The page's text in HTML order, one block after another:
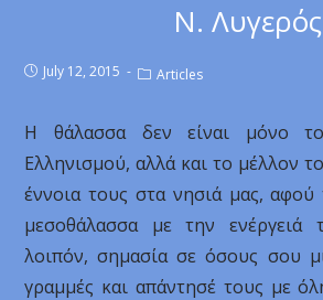
Ν. Λυγερός
July 12, 2015 Articles
Η θάλασσα δεν είναι μόνο
Ελληνισμού, αλλά και το μέλλον
έννοια τους στα νησιά μας, αφού
μεσοθάλασσα με την ενέργειά
λοιπόν, σημασία σε όσους σου
γραμμές και απάντησέ τους με